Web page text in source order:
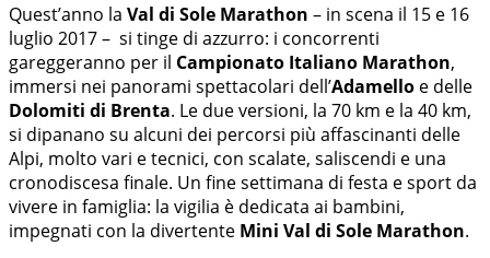
Quest’anno la Val di Sole Marathon – in scena il 15 e 16
luglio 2017 – si tinge di azzurro: i concorrenti
gareggeranno per il Campionato Italiano Marathon,
immersi nei panorami spettacolari dell’Adamello e delle
Dolomiti di Brenta. Le due versioni, la 70 km e la 40 km,
si dipanano su alcuni dei percorsi più affascinanti delle
Alpi, molto vari e tecnici, con scalate, saliscendi e una
cronodiscesa finale. Un fine settimana di festa e sport da
vivere in famiglia: la vigilia è dedicata ai bambini,
impegnati con la divertente Mini Val di Sole Marathon.